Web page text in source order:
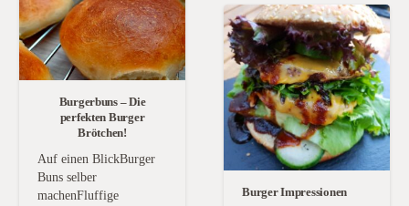
Burgerbuns – Die
perfekten Burger
Brötchen!
Auf einen BlickBurger
Buns selber
machenFluffige
Burger Impressionen